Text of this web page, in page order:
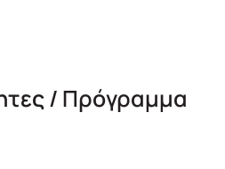
/ Πρόγραμμα